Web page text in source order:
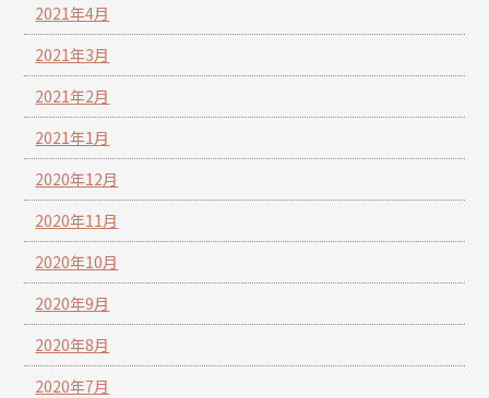
2021年4月
2021年3月
2021年2月
2021年1月
2020年12月
2020年11月
2020年10月
2020年9月
2020年8月
2020年7月